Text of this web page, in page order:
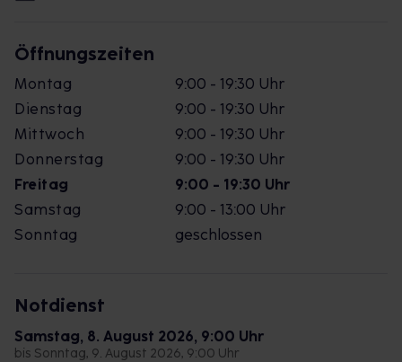
Öffnungszeiten
Montag
9:00 - 19:30 Uhr
Dienstag
9:00 - 19:30 Uhr
Mittwoch
9:00 - 19:30 Uhr
Donnerstag
9:00 - 19:30 Uhr
Freitag
9:00 - 19:30 Uhr
Samstag
9:00 - 13:00 Uhr
Sonntag
geschlossen
Notdienst
Samstag, 8. August 2026, 9:00 Uhr
bis Sonntag, 9. August 2026, 9:00 Uhr